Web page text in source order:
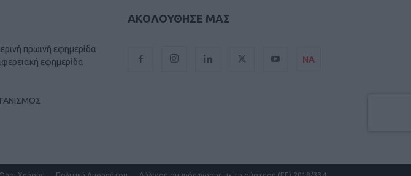
πρωινή εφημερίδα
εφημερίδα
ΑΚΟΛΟΥΘΗΣΕ ΜΑΣ
ΝΑ